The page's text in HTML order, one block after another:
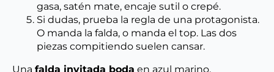
gasa, satén mate, encaje sutil o crepé.
Si dudas, prueba la regla de una protagonista.
O manda la falda, o manda el top. Las dos
piezas compitiendo suelen cansar.
Una falda invitada boda en azul marino,